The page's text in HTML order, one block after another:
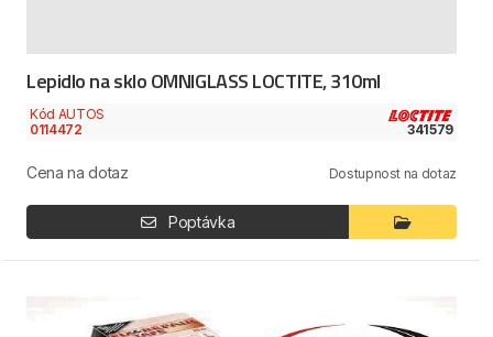
Lepidlo na sklo OMNIGLASS LOCTITE, 310ml
Kód AUTOS
0114472
341579
Cena na dotaz Dostupnost na dotaz
Poptávka